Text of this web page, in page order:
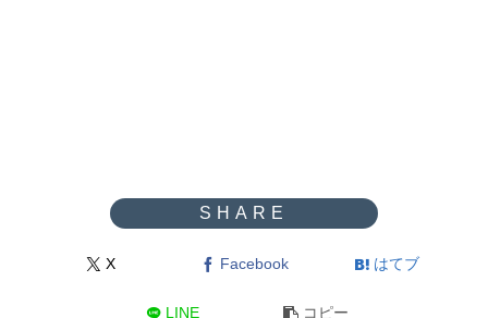
X Facebook はてブ
LINE コピー